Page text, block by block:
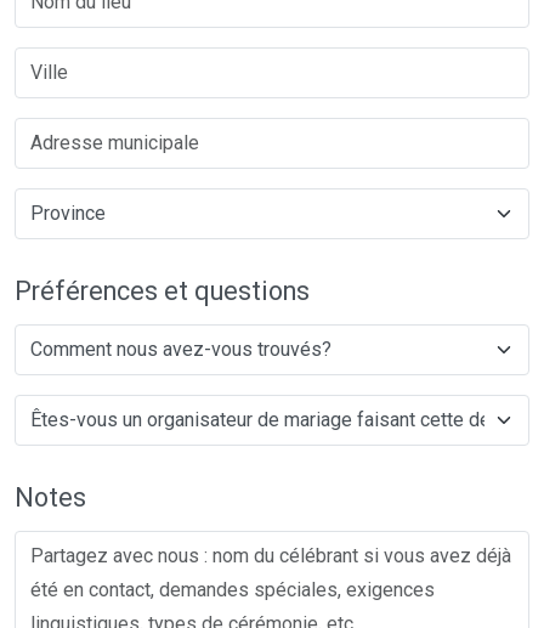
Préférences et questions
Notes